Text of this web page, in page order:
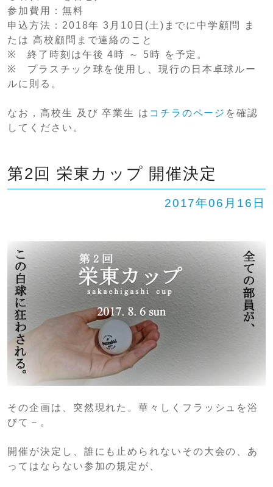
参加費用：無料
申込方法：2018年 3月10日(土)までに中学顧問 ま
たは 高校顧問まで連絡のこと
※ 終了時刻は午後 4時 ～ 5時 を予定。
※ プラスチック球を使用し、現行の日本卓球ルー
ルに則る。
なお，高校生 及び 卒業生 は コチラのページ を確認
してください。
第2回 栄東カップ 開催決定
2017年06月16日
その企画は、突然現れた。華々しくフラッシュを浴
びて－。
開催が決定し、誰にも止められないその大会の、あ
ってはならない参加の規定が、